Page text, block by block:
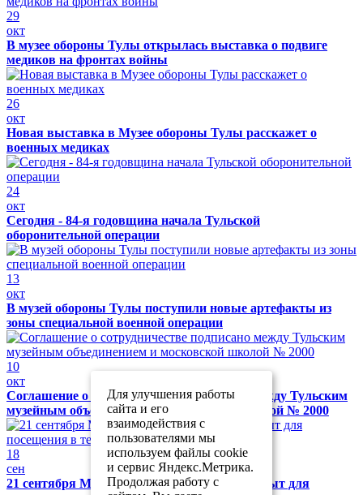
29
окт
В музее обороны Тулы открылась выставка о подвиге
медиков на фронтах войны
26
окт
Новая выставка в Музее обороны Тулы расскажет о
военных медиках
24
окт
Сегодня - 84-я годовщина начала Тульской
оборонительной операции
13
окт
В музей обороны Тулы поступили новые артефакты из
зоны специальной военной операции
10
окт
Соглашение о сотрудничестве подписано между Тульским
музейным объединением и московской школой № 2000
18
сен
21 сентября Музей обороны Тулы будет закрыт для
Для улучшения работы
сайта и его
взаимодействия с
пользователями мы
используем файлы cookie
и сервис Яндекс.Метрика.
Продолжая работу с